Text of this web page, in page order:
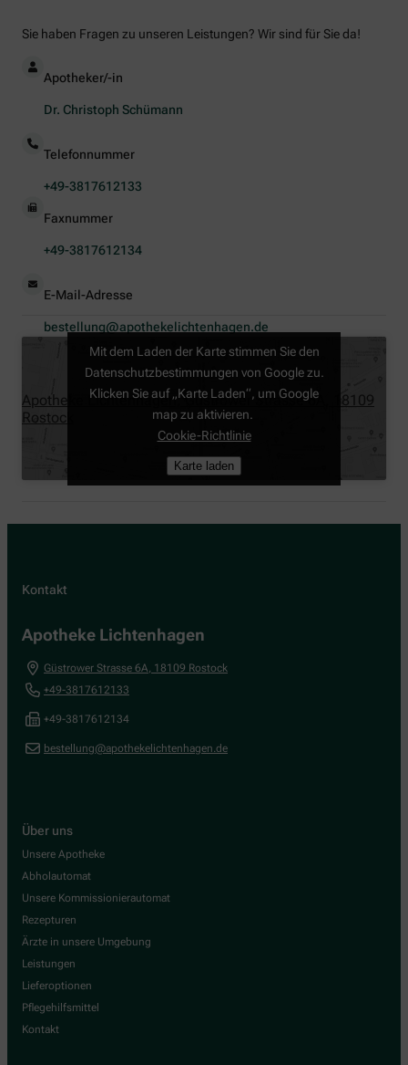
Sie haben Fragen zu unseren Leistungen? Wir sind für Sie da!
Apotheker/-in
Dr. Christoph Schümann
Telefonnummer
+49-3817612133
Faxnummer
+49-3817612134
E-Mail-Adresse
bestellung@apothekelichtenhagen.de
Apotheke Lichtenhagen, Güstrower Strasse 6A, 18109
Rostock
Mit dem Laden der Karte stimmen Sie den
Datenschutzbestimmungen von Google zu.
Klicken Sie auf „Karte Laden“, um Google
map zu aktivieren.
Cookie-Richtlinie
Karte laden
Kontakt
Apotheke Lichtenhagen
Güstrower Strasse 6A 18109 Rostock
+49-3817612133
+49-3817612134
bestellung@apothekelichtenhagen.de
Über uns
Unsere Apotheke
Abholautomat
Unsere Kommissionierautomat
Rezepturen
Ärzte in unsere Umgebung
Leistungen
Lieferoptionen
Pflegehilfsmittel
Kontakt